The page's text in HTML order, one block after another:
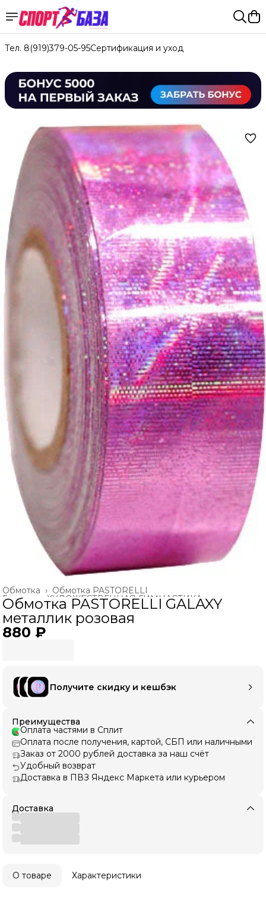
Тел. 8(919)379-05-95Сертификация и уход
Обмотка PASTORELLI
Обмотка ›
ХУДОЖЕСТВЕННАЯ ГИМНАСТИКА ›
Главная ›
Обмотка PASTORELLI GALAXY
металлик розовая
880 ₽
Получите скидку и кешбэк
Преимущества
Оплата частями в Сплит
Оплата после получения, картой, СБП или наличными
Заказ от 2000 рублей доставка за наш счёт
Удобный возврат
Доставка в ПВЗ Яндекс Маркета или курьером
Доставка
О товаре Характеристики